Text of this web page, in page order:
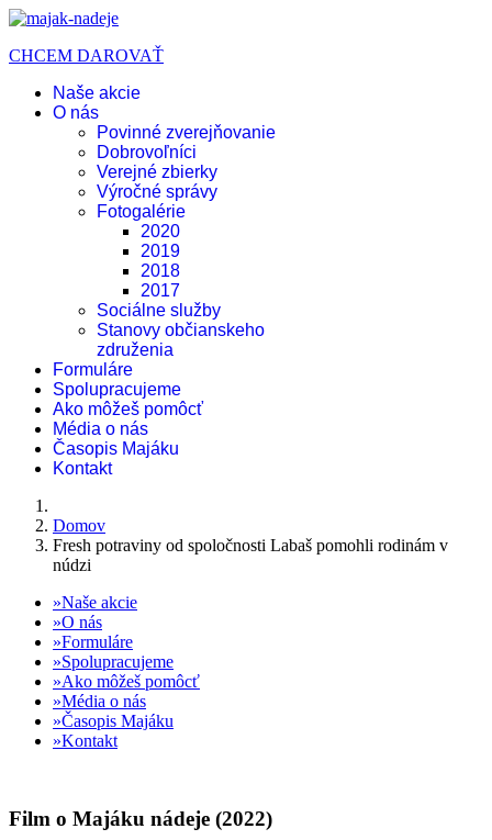
CHCEM DAROVAŤ
Naše akcie
O nás
Povinné zverejňovanie
Dobrovoľníci
Verejné zbierky
Výročné správy
Fotogalérie
2020
2019
2018
2017
Sociálne služby
Stanovy občianskeho
združenia
Formuláre
Spolupracujeme
Ako môžeš pomôcť
Média o nás
Časopis Majáku
Kontakt
Domov
Fresh potraviny od spoločnosti Labaš pomohli rodinám v
núdzi
Naše akcie
O nás
Formuláre
Spolupracujeme
Ako môžeš pomôcť
Média o nás
Časopis Majáku
Kontakt
Film o Majáku nádeje (2022)